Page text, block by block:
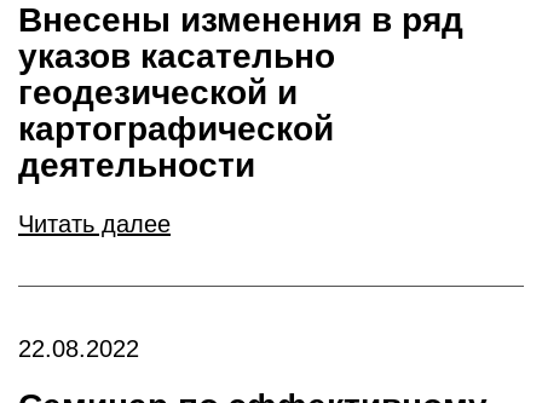
Внесены изменения в ряд
указов касательно
геодезической и
картографической
деятельности
Читать далее
22.08.2022